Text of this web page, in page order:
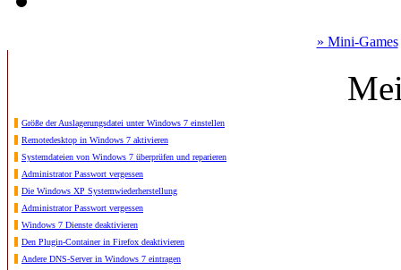
» Mini-Games
Größe der Auslagerungsdatei unter Windows 7 einstellen
Remotedesktop in Windows 7 aktivieren
Systemdateien von Windows 7 überprüfen und reparieren
Administrator Passwort vergessen
Die Windows XP Systemwiederherstellung
Administrator Passwort vergessen
Windows 7 Dienste deaktivieren
Den Plugin-Container in Firefox deaktivieren
Andere DNS-Server in Windows 7 eintragen